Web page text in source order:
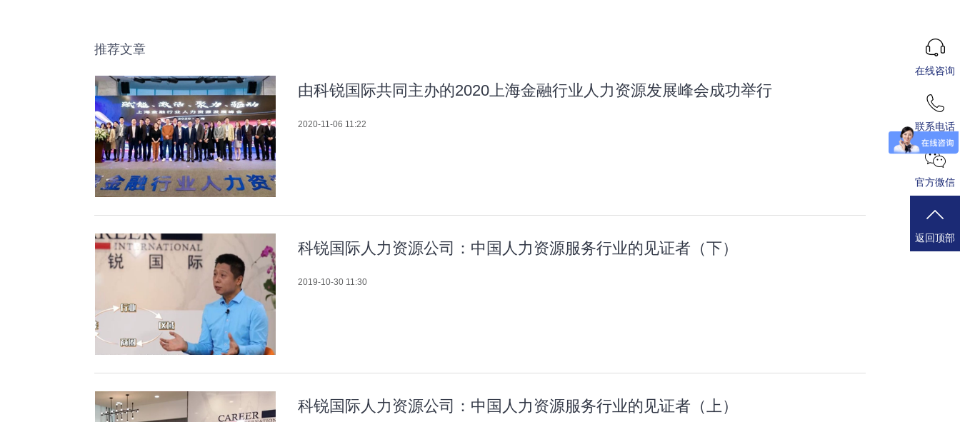
推荐文章
由科锐国际共同主办的2020上海金融行业人力资源发展峰会成功举行
2020-11-06 11:22
科锐国际人力资源公司：中国人力资源服务行业的见证者（下）
2019-10-30 11:30
科锐国际人力资源公司：中国人力资源服务行业的见证者（上）
在线咨询
联系电话
官方微信
返回顶部